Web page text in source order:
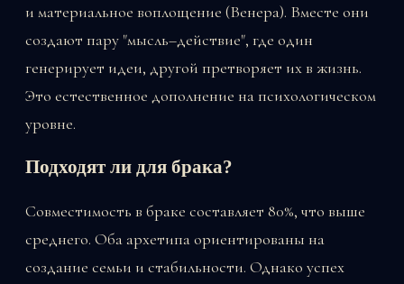
и материальное воплощение (Венера). Вместе они
создают пару "мысль–действие", где один
генерирует идеи, другой претворяет их в жизнь.
Это естественное дополнение на психологическом
уровне.
Подходят ли для брака?
Совместимость в браке составляет 80%, что выше
среднего. Оба архетипа ориентированы на
создание семьи и стабильности. Однако успех